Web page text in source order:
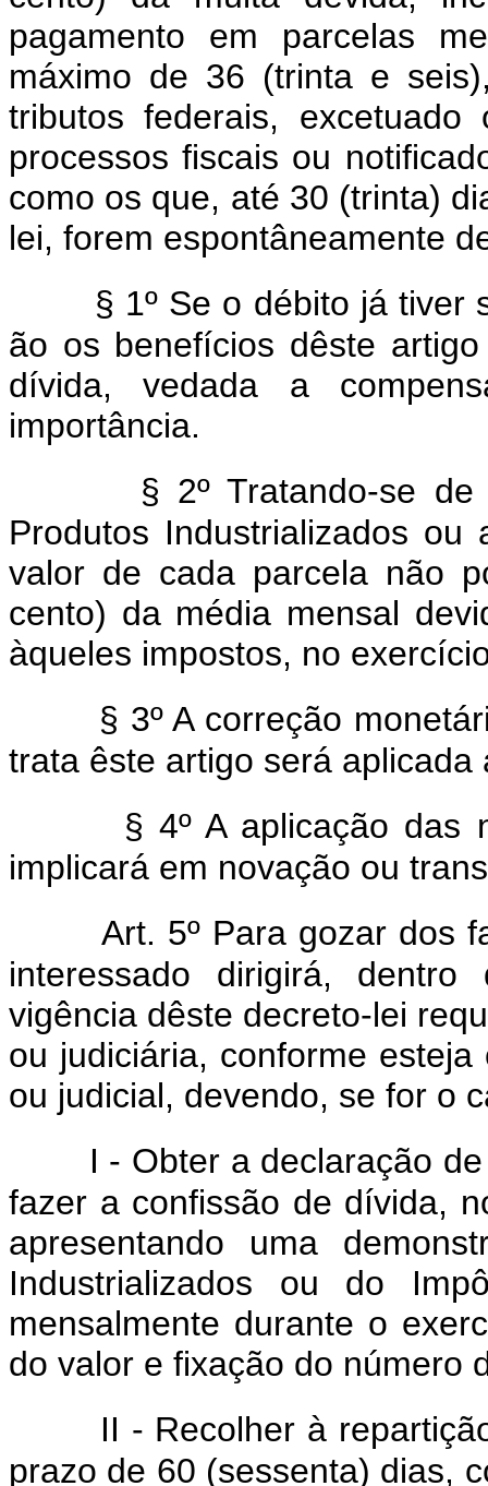
pagamento em parcelas
máximo de 36 (trinta e
tributos federais,
processos fiscais ou
como os que, até 30 (trinta)
lei, forem espontâneamente
§ 1º Se o débito já tiver
ão os benefícios dêste
dívida, vedada a
importância.
§ 2º Tratando-se
Produtos Industrializados
valor de cada parcela não
cento) da média mensal
àqueles impostos, no
§ 3º A correção
trata êste artigo será
§ 4º A aplicação das
implicará em novação ou
Art. 5º Para gozar dos
interessado dirigirá,
vigência dêste decreto-lei
ou judiciária, conforme
ou judicial, devendo, se for o
I - Obter a declaração
fazer a confissão de dívida,
apresentando uma
Industrializados ou do
mensalmente durante o
do valor e fixação do número
II - Recolher à
prazo de 60 (sessenta) dias,